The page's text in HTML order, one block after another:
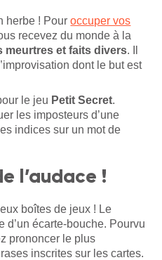
herbe ! Pouroccuper vos
recevez du monde à la
meurtres et faits divers. Il
dont le but est
le jeu Petit Secret.
les imposteurs d’une
indices sur un mot de
l’audace !
boîtes de jeux ! Le
d’un écarte-bouche. Pourvu
prononcer le plus
inscrites sur les cartes.